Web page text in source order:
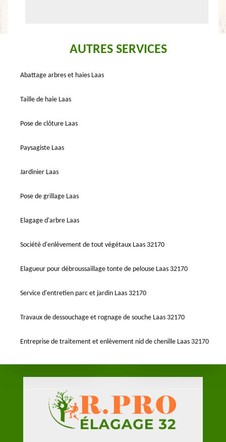
AUTRES SERVICES
Abattage arbres et haies Laas
Taille de haie Laas
Pose de clôture Laas
Paysagiste Laas
Jardinier Laas
Pose de grillage Laas
Elagage d'arbre Laas
Société d'enlèvement de tout végétaux Laas 32170
Elagueur pour débroussaillage tonte de pelouse Laas 32170
Service d'entretien parc et jardin Laas 32170
Travaux de dessouchage et rognage de souche Laas 32170
Entreprise de traitement et enlèvement nid de chenille Laas 32170